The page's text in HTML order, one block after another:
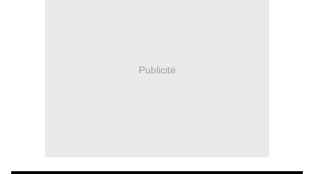
Publicité